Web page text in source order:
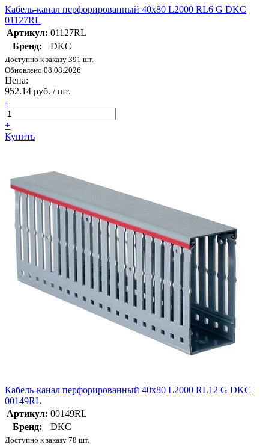
Кабель-канал перфорированный 40х80 L2000 RL6 G DKC
01127RL
Артикул: 01127RL
Бренд:
DKC
Доступно к заказу 391 шт.
Обновлено 08.08.2026
Цена:
952.14 руб. / шт.
-
+
Купить
Кабель-канал перфорированный 40х80 L2000 RL12 G DKC
00149RL
Артикул: 00149RL
Бренд:
DKC
Доступно к заказу 78 шт.